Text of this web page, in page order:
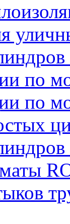
по
по